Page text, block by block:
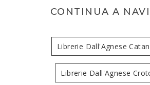
CONTINUA A
Librerie Dall'Agnese
Librerie Dall'Agnese